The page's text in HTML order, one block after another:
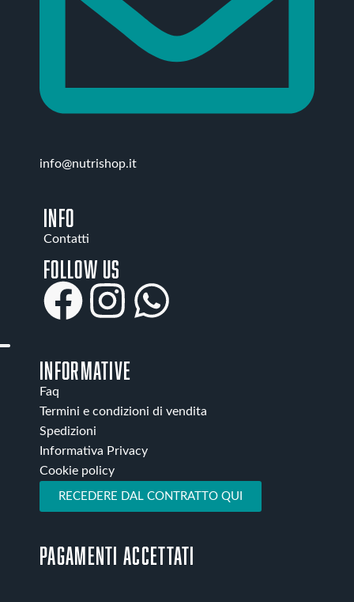
info@nutrishop.it
INFO
Contatti
Follow us
INFORMATIVE
Faq
Termini e condizioni di vendita
Spedizioni
Informativa Privacy
Cookie policy
RECEDERE DAL CONTRATTO QUI
Pagamenti accettati